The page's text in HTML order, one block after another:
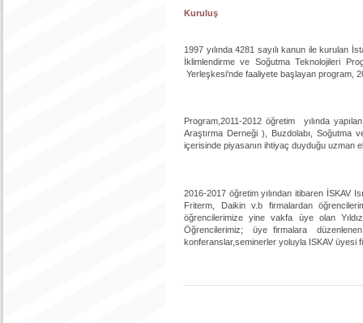
Kuruluş
1997 yılında 4281 sayılı kanun ile kurulan
İklimlendirme ve Soğutma Teknolojileri
Yerleşkesi'nde faaliyete başlayan program,
Program,2011-2012 öğretim yılında
Araştırma Derneği ), Buzdolabı, Soğutma
içerisinde piyasanın ihtiyaç duyduğu uzman
2016-2017 öğretim yılından itibaren İSKAV
Friterm, Daikin v.b firmalardan
öğrencilerimize yine vakfa üye olan
Öğrencilerimiz; üye firmalara düzenlenen
konferanslar,seminerler yoluyla ISKAV üyesi